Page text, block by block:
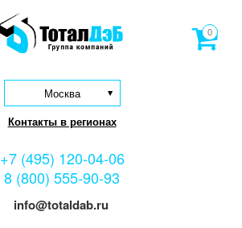
Москва
Контакты в регионах
+7 (495) 120-04-06
8 (800) 555-90-93
info@totaldab.ru
0